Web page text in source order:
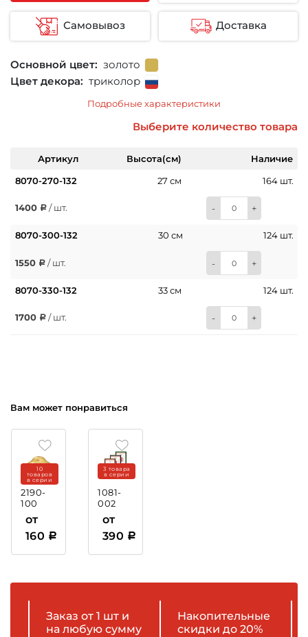
Самовывоз Доставка
Основной цвет: золото
Цвет декора: триколор
Подробные характеристики
Выберите количество товара
Артикул Высота(см)
Наличие
8070-270-132
27 см 164 шт.
1400 / шт. - +
8070-300-132 30 см 124 шт.
1550 / шт. - +
8070-330-132 33 см 124 шт.
1700 / шт. - +
Вам может понравиться
2190-
100
10
товаров
в серии
от
160
1081-
002
пластиковая
3 товара
в серии
от
390
Заказ от 1 шт и
на любую сумму
Накопительные
скидки до 20%